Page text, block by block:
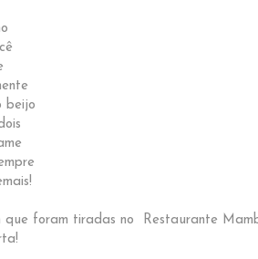
beijo
foram tiradas no Restaurante